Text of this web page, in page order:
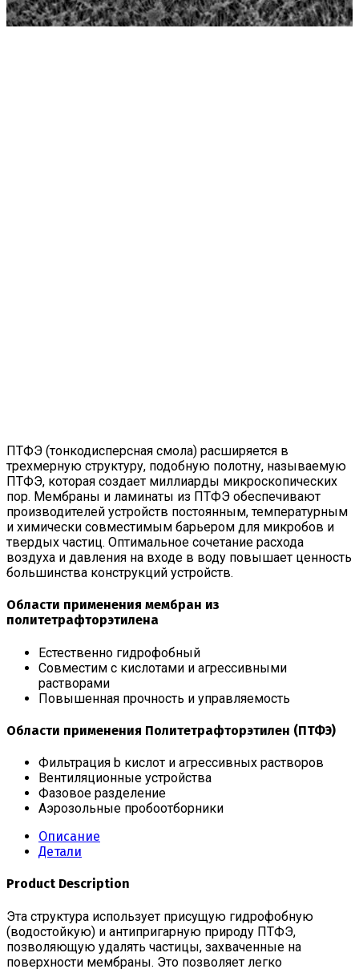
ПТФЭ (тонкодисперсная смола) расширяется в
трехмерную структуру, подобную полотну, называемую
ПТФЭ, которая создает миллиарды микроскопических
пор. Мембраны и ламинаты из ПТФЭ обеспечивают
производителей устройств постоянным, температурным
и химически совместимым барьером для микробов и
твердых частиц. Оптимальное сочетание расхода
воздуха и давления на входе в воду повышает ценность
большинства конструкций устройств.
Области применения мембран из
политетрафторэтилена
Естественно гидрофобный
Совместим с кислотами и агрессивными
растворами
Повышенная прочность и управляемость
Области применения Политетрафторэтилен (ПТФЭ)
Фильтрация b кислот и агрессивных растворов
Вентиляционные устройства
Фазовое разделение
Аэрозольные пробоотборники
Описание
Детали
Product Description
Эта структура использует присущую гидрофобную
(водостойкую) и антипригарную природу ПТФЭ,
позволяющую удалять частицы, захваченные на
поверхности мембраны. Это позволяет легко